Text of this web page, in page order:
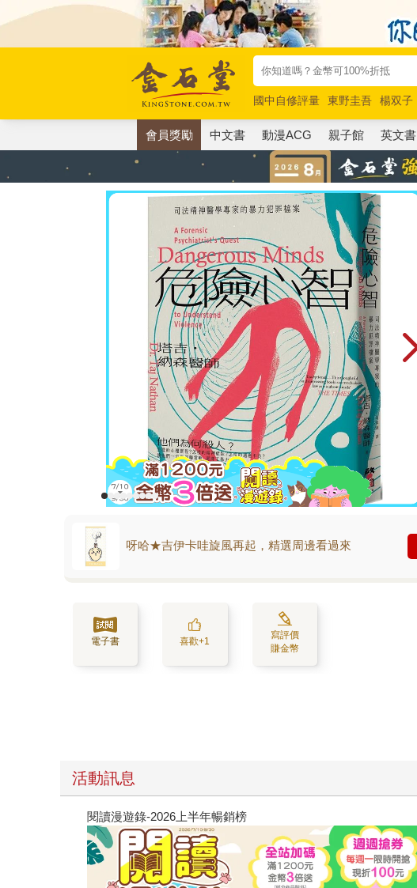
國中自修評量 東野圭吾 楊双子
唯紅花綻放
奧德賽 路邊攤新作
會員獎勵 中文書 動漫ACG 親子館 英文書
呀哈★吉伊卡哇旋風再起，精選周邊看過來
電子書 喜歡+1
寫評價
賺金幣
活動訊息
閱讀漫遊錄-2026上半年暢銷榜